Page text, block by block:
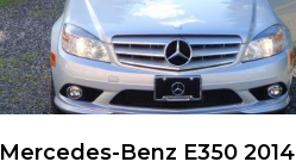
Mercedes-Benz E350 2014